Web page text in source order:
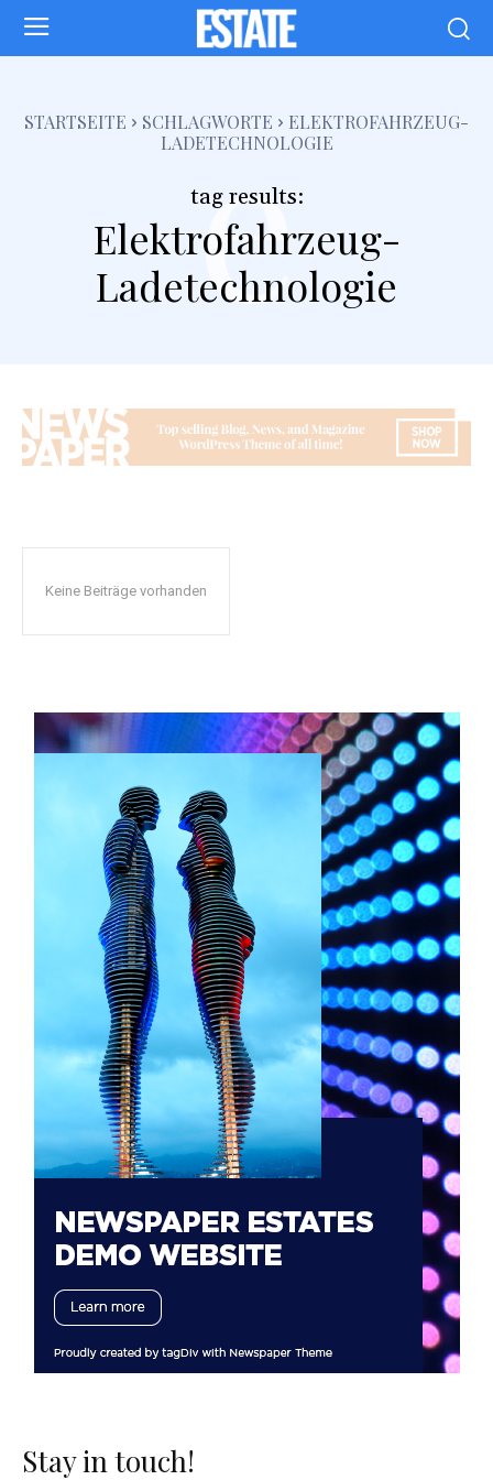
STARTSEITE SCHLAGWORTE
ELEKTROFAHRZEUG-
LADETECHNOLOGIE
tag results:
Elektrofahrzeug-
Ladetechnologie
e
Keine Beiträge vorhanden
Stay in touch!